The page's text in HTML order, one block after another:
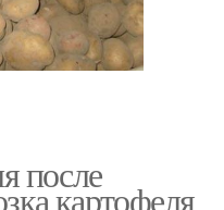
после
картофеля